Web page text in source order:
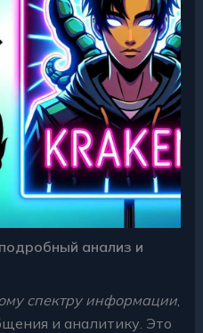
анализ и
спектру информации,
и аналитику. Это